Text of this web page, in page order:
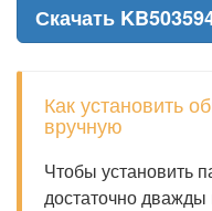
Скачать
Как установить
вручную
Чтобы установить
достаточно